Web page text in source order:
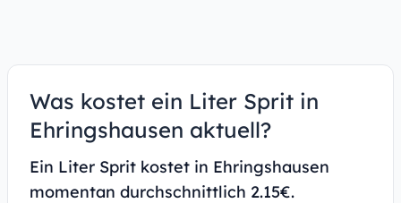
Was kostet ein Liter Sprit in
Ehringshausen aktuell?
Ein Liter Sprit kostet in Ehringshausen
momentan durchschnittlich 2.15€.